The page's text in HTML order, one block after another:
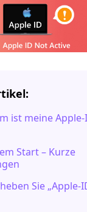
ist meine
Start – Kurze
Sie